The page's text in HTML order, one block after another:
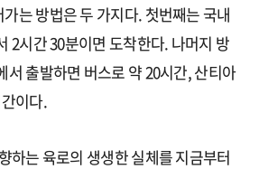
는 방법은 두 가지다. 첫번째는 국내
2시간 30분이면 도착한다. 나머지 방
서 출발하면 버스로 약 20시간, 산티아
이다.
하는 육로의 생생한 실체를 지금부터